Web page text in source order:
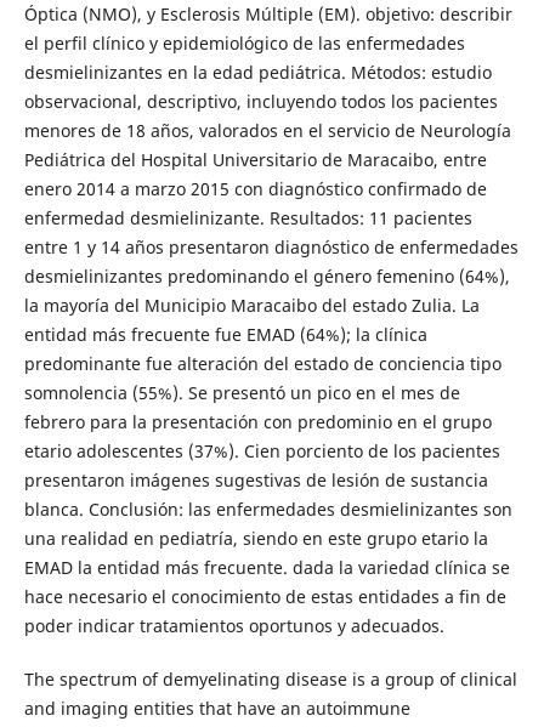
Óptica (NMO), y Esclerosis Múltiple (EM). objetivo: describir
el perfil clínico y epidemiológico de las enfermedades
desmielinizantes en la edad pediátrica. Métodos: estudio
observacional, descriptivo, incluyendo todos los pacientes
menores de 18 años, valorados en el servicio de Neurología
Pediátrica del Hospital Universitario de Maracaibo, entre
enero 2014 a marzo 2015 con diagnóstico confirmado de
enfermedad desmielinizante. Resultados: 11 pacientes
entre 1 y 14 años presentaron diagnóstico de enfermedades
desmielinizantes predominando el género femenino (64%),
la mayoría del Municipio Maracaibo del estado Zulia. La
entidad más frecuente fue EMAD (64%); la clínica
predominante fue alteración del estado de conciencia tipo
somnolencia (55%). Se presentó un pico en el mes de
febrero para la presentación con predominio en el grupo
etario adolescentes (37%). Cien porciento de los pacientes
presentaron imágenes sugestivas de lesión de sustancia
blanca. Conclusión: las enfermedades desmielinizantes son
una realidad en pediatría, siendo en este grupo etario la
EMAD la entidad más frecuente. dada la variedad clínica se
hace necesario el conocimiento de estas entidades a fin de
poder indicar tratamientos oportunos y adecuados.
The spectrum of demyelinating disease is a group of clinical
and imaging entities that have an autoimmune